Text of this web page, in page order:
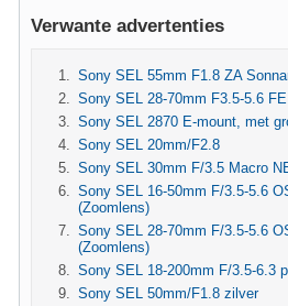
Verwante advertenties
Sony SEL 55mm F1.8 ZA
Sony SEL 28-70mm F3.5-5.6
Sony SEL 2870 E-mount, met
Sony SEL 20mm/F2.8
Sony SEL 30mm F/3.5 Macro
Sony SEL 16-50mm F/3.5-5.6
(Zoomlens)
Sony SEL 28-70mm F/3.5-5.6
(Zoomlens)
Sony SEL 18-200mm F/3.5-6.3
Sony SEL 50mm/F1.8 zilver